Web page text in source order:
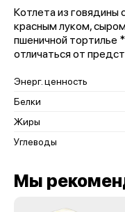
Котлета из говядины
красным луком,
пшеничной тортилье
отличаться от
Энерг. ценность
Белки
Жиры
Углеводы
Мы